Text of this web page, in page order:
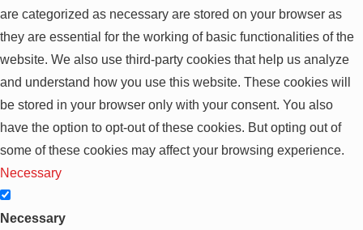
are categorized as necessary are stored on your browser as
they are essential for the working of basic functionalities of the
website. We also use third-party cookies that help us analyze
and understand how you use this website. These cookies will
be stored in your browser only with your consent. You also
have the option to opt-out of these cookies. But opting out of
some of these cookies may affect your browsing experience.
Necessary
Necessary